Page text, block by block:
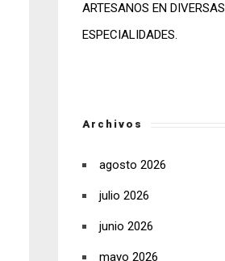
ARTESANOS EN DIVERSAS
ESPECIALIDADES.
Archivos
agosto 2026
julio 2026
junio 2026
mayo 2026